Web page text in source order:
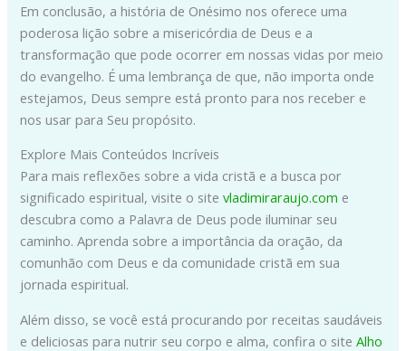
Em conclusão, a história de Onésimo nos oferece uma
poderosa lição sobre a misericórdia de Deus e a
transformação que pode ocorrer em nossas vidas por meio
do evangelho. É uma lembrança de que, não importa onde
estejamos, Deus sempre está pronto para nos receber e
nos usar para Seu propósito.
Explore Mais Conteúdos Incríveis
Para mais reflexões sobre a vida cristã e a busca por
significado espiritual, visite o sitevladimiraraujo.com e
descubra como a Palavra de Deus pode iluminar seu
caminho. Aprenda sobre a importância da oração, da
comunhão com Deus e da comunidade cristã em sua
jornada espiritual.
Além disso, se você está procurando por receitas saudáveis
e deliciosas para nutrir seu corpo e alma, confira o siteAlho